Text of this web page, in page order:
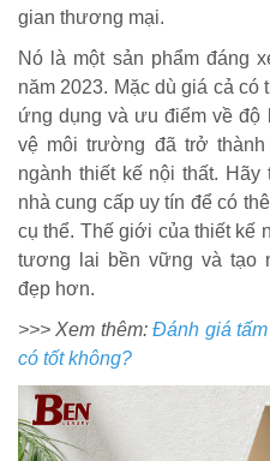
gian thương mại.
Nó là một sản phẩm đáng
năm 2023. Mặc dù giá cả có
ứng dụng và ưu điểm về độ
vệ môi trường đã trở
ngành thiết kế nội thất.
nhà cung cấp uy tín để có
cụ thể. Thế giới của thiết kế
tương lai bền vững và tạo
đẹp hơn.
>>> Xem thêm:Đánh giá
có tốt không?